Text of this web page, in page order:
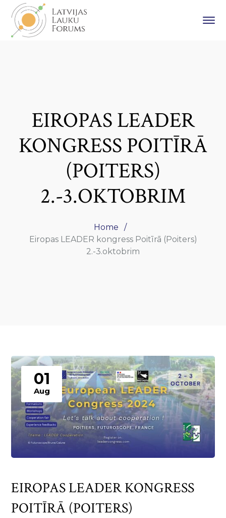
EIROPAS LEADER
KONGRESS POITĪRĀ
(POITERS)
2.-3.OKTOBRIM
Home
Eiropas LEADER kongress Poitīrā (Poiters)
2.-3.oktobrim
01
Aug
EIROPAS LEADER KONGRESS
POITĪRĀ (POITERS)